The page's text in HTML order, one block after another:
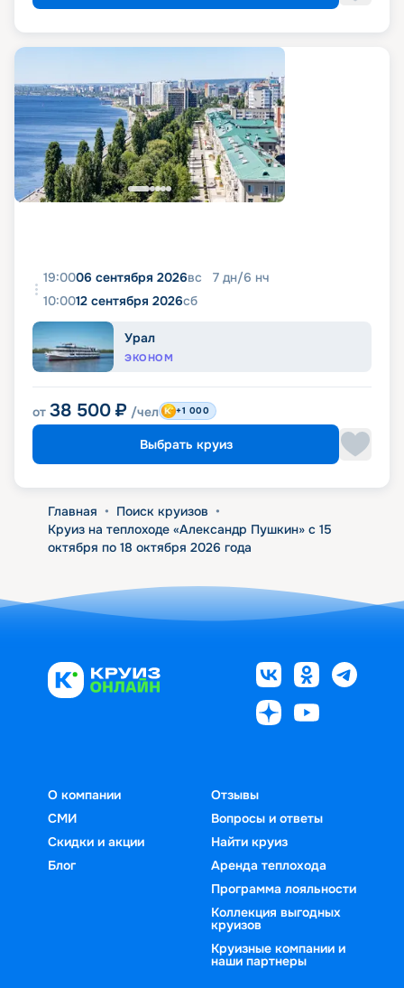
19:0006 сентября 2026вс 7 дн/6 нч
10:0012 сентября 2026сб
Урал
ЭКОНОМ
от 38 500 ₽ /чел +1 000
Выбрать круиз
Главная • Поиск круизов •
Круиз на теплоходе «Александр Пушкин» с 15
октября по 18 октября 2026 года
О компании
СМИ
Скидки и акции
Блог
Отзывы
Вопросы и ответы
Найти круиз
Аренда теплохода
Программа лояльности
Коллекция выгодных
круизов
Круизные компании и
наши партнеры